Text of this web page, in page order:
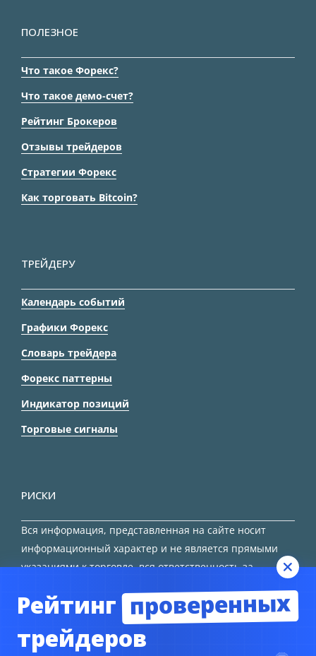
ПОЛЕЗНОЕ
Что такое Форекс?
Что такое демо-счет?
Рейтинг Брокеров
Отзывы трейдеров
Стратегии Форекс
Как торговать Bitcoin?
ТРЕЙДЕРУ
Календарь событий
Графики Форекс
Словарь трейдера
Форекс паттерны
Индикатор позиций
Торговые сигналы
РИСКИ
Вся информация, представленная на сайте носит
информационный характер и не является прямыми
указаниями к торговле, вся ответственность за
Рейтинг проверенных
трейдеров